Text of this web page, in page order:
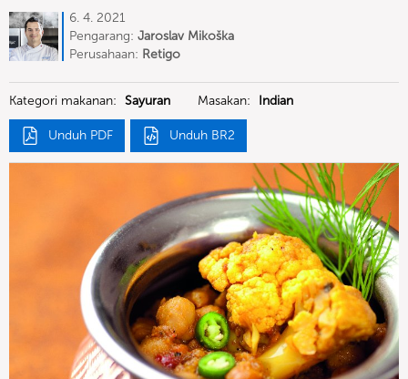
6. 4. 2021
Pengarang: Jaroslav Mikoška
Perusahaan: Retigo
Kategori makanan: Sayuran Masakan: Indian
Unduh PDF Unduh BR2